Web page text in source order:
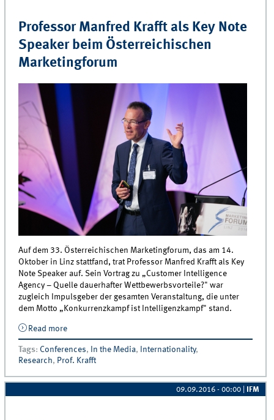
Professor Manfred Krafft als Key Note
Speaker beim Österreichischen
Marketingforum
Auf dem 33. Österreichischen Marketingforum, das am 14.
Oktober in Linz stattfand, trat Professor Manfred Krafft als Key
Note Speaker auf. Sein Vortrag zu „Customer Intelligence
Agency – Quelle dauerhafter Wettbewerbsvorteile?" war
zugleich Impulsgeber der gesamten Veranstaltung, die unter
dem Motto „Konkurrenzkampf ist Intelligenzkampf" stand.
Read moreabout Professor Manfred Krafft als Key Note Speaker
beim Österreichischen Marketingforum
Tags: Conferences, In the Media, Internationality,
Research, Prof. Krafft
09.09.2016 - 00:00 IFM